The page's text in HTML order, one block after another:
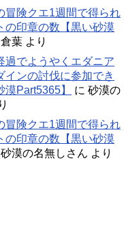
冒険クエ1週間で得られ
の印章の数【黒い砂漠
倉葉 より
過でようやくエダニア
インの討伐に参加でき
漠Part5365】
に 砂漠の
冒険クエ1週間で得られ
の印章の数【黒い砂漠
砂漠の名無しさん より